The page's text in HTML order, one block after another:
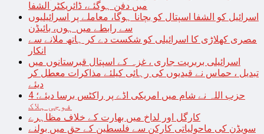
میں دفن ہوگئے، ڈائریکٹر الشفا
اسرائیل کو الشفا اسپتال کو بچانا ہوگا، معاملے پر اسرائیلیوں
سے رابطے میں ہوں، بائیڈن
مصری کھلاڑی کا اسرائیلی کو شکست دے کر ہاتھ ملانے سے
انکار
اسرائیلی بربریت جاری ، غزہ کے اسپتال قبرستانوں میں
تبدیل ، حماس نے قیدیوں کی رہائی کیلئے مذاکرات معطل کر
دیئے
حزب اللہ نے شام میں امریکی اڈے پر راکٹس برسا دیئے؛ 4
فوجی ہلاک
کارگل اور لداخ میں بھارت کے خلاف مظاہرے
سویڈن کی ماحولیاتی کارکن سے فلسطین کے حق میں بولنے